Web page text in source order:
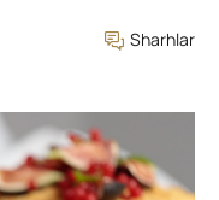
Sharhlar